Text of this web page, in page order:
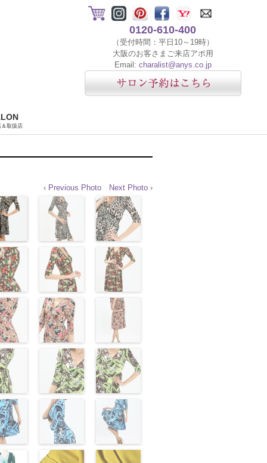
0120-610-400
（受付時間：平日10～19時）
大阪のお客さまご来店アポ用
Email: charalist@anys.co.jp
＆取扱店
‹ Previous Photo Next Photo ›